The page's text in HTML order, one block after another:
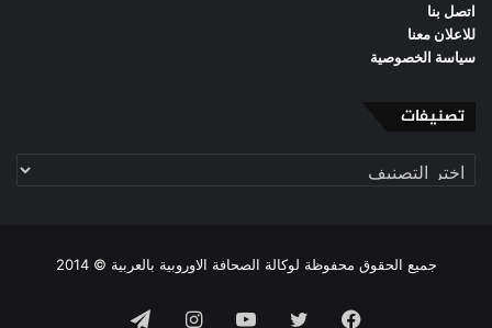
اتصل بنا
للاعلان معنا
سياسة الخصوصية
تصنيفات
تصنيفات
جميع الحقوق محفوظة لوكالة الصحافة الاوروبية بالعربية © 2014
فيسبوك تويتر يوتيوبانستقرامتيلقرام